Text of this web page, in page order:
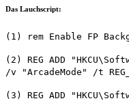
Das Lauchscript:
(1) rem Enable FP
(2) REG ADD
/v "ArcadeMode" /t
(3) REG ADD